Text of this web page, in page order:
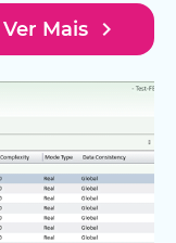
Ver Mais navigate_next